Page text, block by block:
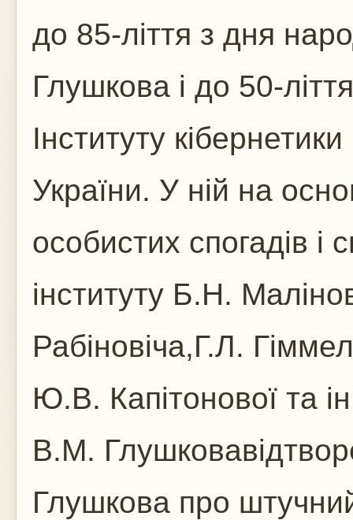
до 85-ліття з дня
Глушкова і до 50-
Інституту
України. У ній на
особистих спогадів і
інституту Б.Н.
Рабіновіча,Г.Л.
Ю.В. Капітонової та
В.М.
Глушкова про штучний